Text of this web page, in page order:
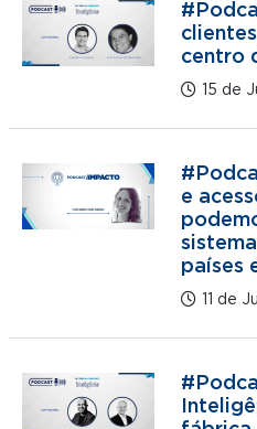
centro
15 de
e
países
11 de